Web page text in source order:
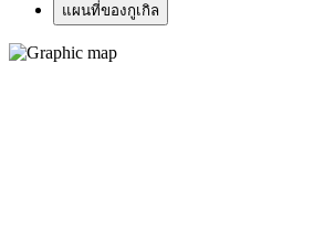
แผนที่ของกูเกิล